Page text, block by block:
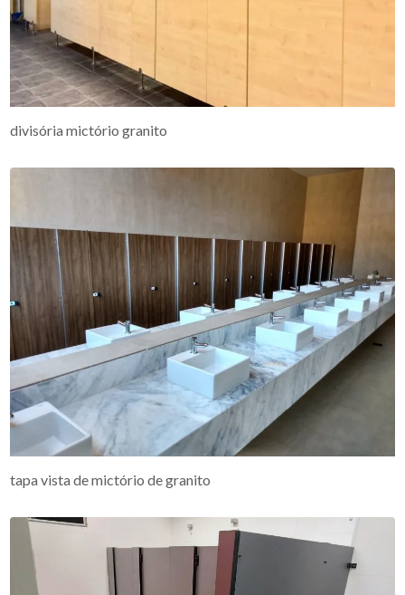
divisória mictório granito
tapa vista de mictório de granito